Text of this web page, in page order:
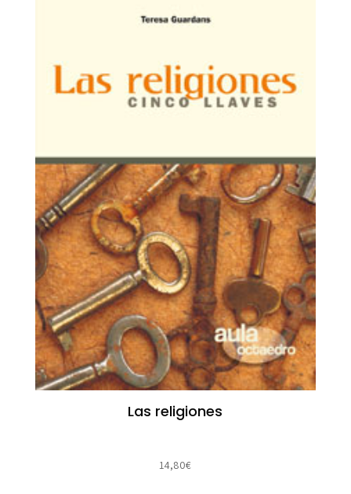
Las religiones
14,80€